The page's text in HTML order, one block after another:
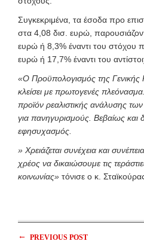
Συγκεκριμένα, τα έσοδα προ
στα 4,08 δισ. ευρώ,
ευρώ ή 8,3% έναντι του στόχου
ευρώ ή 17,7% έναντι του
«Ο Προϋπολογισμός της Γενικής
κλείσει με πρωτογενές
προϊόν ρεαλιστικής ανάλυσης
για πανηγυρισμούς. Βεβαίως και
εφησυχασμός.
» Χρειάζεται συνέχεια και
χρέος να δικαιώσουμε τις
κοινωνίας» τόνισε ο κ.
← PREVIOUS POST